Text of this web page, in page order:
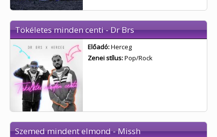
Tökéletes minden centi - Dr Brs
Előadó:Herceg
Zenei stílus:Pop/Rock
Szemed mindent elmond - Missh